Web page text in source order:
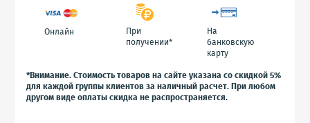
Онлайн
При
получении*
На
банковскую
карту
*Внимание. Стоимость товаров на сайте указана со скидкой 5%
для каждой группы клиентов за наличный расчет. При любом
другом виде оплаты скидка не распространяется.